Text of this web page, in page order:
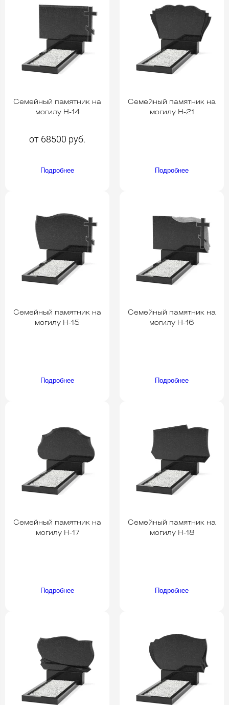
Семейный памятник на
могилу H-14
от 68500 руб.
Подробнее
Семейный памятник на
могилу H-21
Подробнее
Семейный памятник на
могилу H-15
Подробнее
Семейный памятник на
могилу H-16
Подробнее
Семейный памятник на
могилу H-17
Подробнее
Семейный памятник на
могилу H-18
Подробнее